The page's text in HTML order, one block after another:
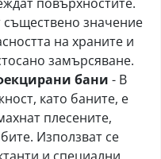
съществено значение
на храните и
замърсяване.
бани - В
като баните, е
плесените,
Използват се